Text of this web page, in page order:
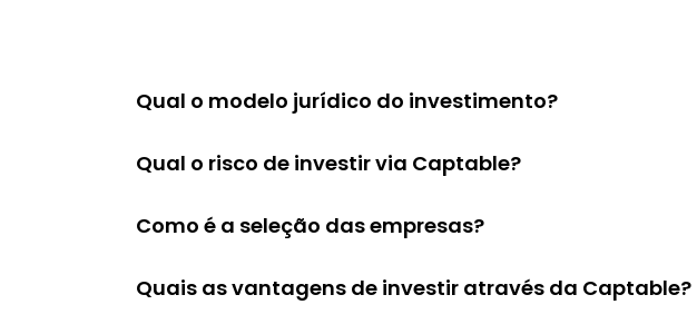
Qual o modelo jurídico do investimento?
Qual o risco de investir via Captable?
Como é a seleção das empresas?
Quais as vantagens de investir através da Captable?